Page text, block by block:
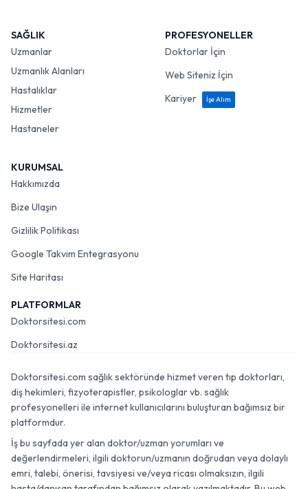
SAĞLIK
Uzmanlar
Uzmanlık Alanları
Hastalıklar
Hizmetler
Hastaneler
PROFESYONELLER
Doktorlar İçin
Web Siteniz İçin
Kariyer
İşe Alım
KURUMSAL
Hakkımızda
Bize Ulaşın
Gizlilik Politikası
Google Takvim Entegrasyonu
Site Haritası
PLATFORMLAR
Doktorsitesi.com
Doktorsitesi.az
Doktorsitesi.com sağlık sektöründe hizmet veren tıp doktorları,
diş hekimleri, fizyoterapistler, psikologlar vb. sağlık
profesyonelleri ile internet kullanıcılarını buluşturan bağımsız bir
platformdur.
İş bu sayfada yer alan doktor/uzman yorumları ve
değerlendirmeleri, ilgili doktorun/uzmanın doğrudan veya dolaylı
emri, talebi, önerisi, tavsiyesi ve/veya ricası olmaksızın, ilgili